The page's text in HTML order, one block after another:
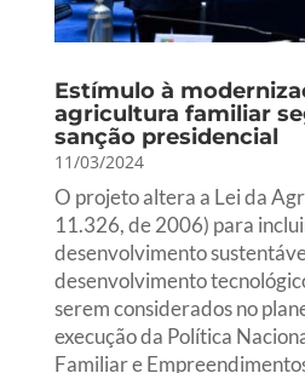
Estímulo à
agricultura familiar
sanção presidencial
11/03/2024
O projeto altera a Lei da
11.326, de 2006) para
desenvolvimento
desenvolvimento
serem considerados no
execução da Política
Familiar e